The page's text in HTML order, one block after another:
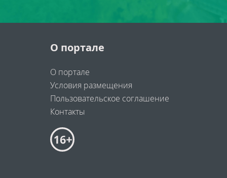
О портале
О портале
Условия размещения
Пользовательское соглашение
Контакты